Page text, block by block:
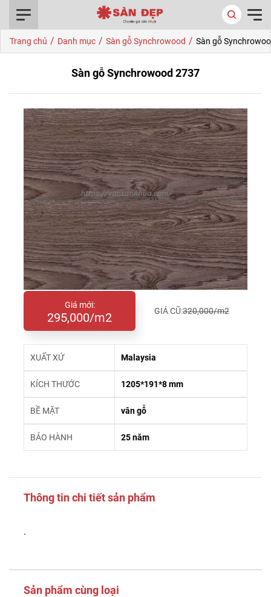
Trang chủ / Danh mục / Sàn gỗ Synchrowood / Sàn gỗ
Sàn gỗ Synchrowood 2737
Giá mới:
295,000/m2 GIÁ CŨ:320,000/m2
XUẤT XỨ Malaysia
KÍCH THƯỚC 1205*191*8 mm
BỀ MẶT vân gỗ
BẢO HÀNH 25 năm
Thông tin chi tiết sản phẩm
.
Sản phẩm cùng loại